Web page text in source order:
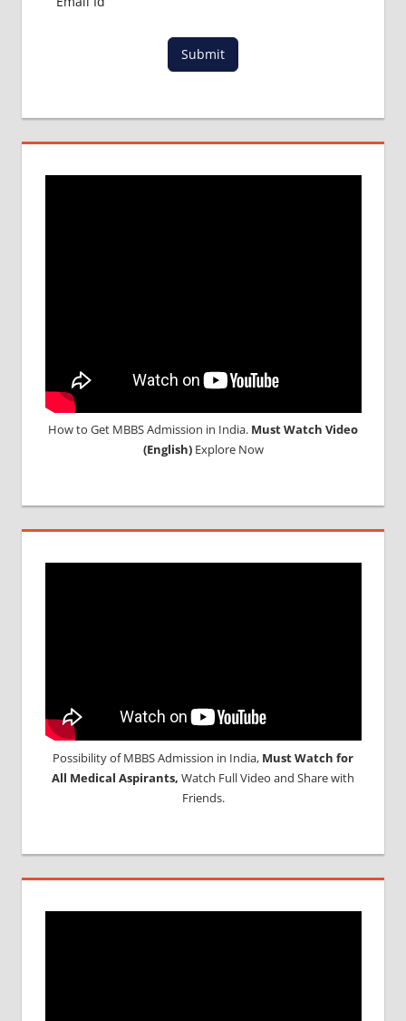
Submit
How to Get MBBS Admission in India. Must Watch Video
(English)Explore Now
Possibility of MBBS Admission in India, Must Watch for
All Medical Aspirants, Watch Full Video and Share with
Friends.